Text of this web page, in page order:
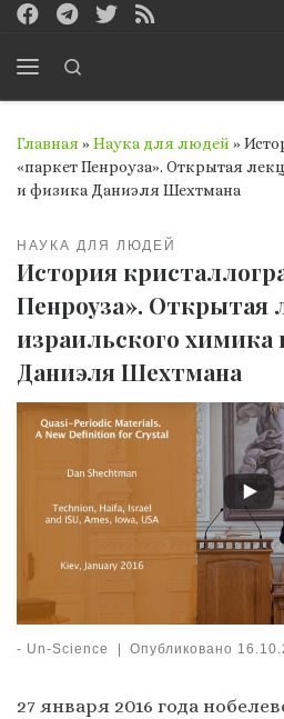
Перейти к содержимому
Главная » Наука для людей »
«паркет Пенроуза». Открытая
и физика Даниэля Шехтмана
НАУКА ДЛЯ ЛЮДЕЙ
История
Пенроуза». Открытая
израильского химика
Даниэля Шехтмана
- Un-Science | Опубликовано
27 января 2016 года